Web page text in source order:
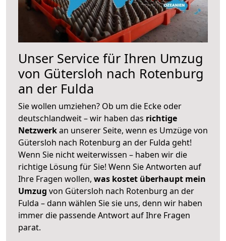
Unser Service für Ihren Umzug
von Gütersloh nach Rotenburg
an der Fulda
Sie wollen umziehen? Ob um die Ecke oder
deutschlandweit – wir haben das richtige
Netzwerkan unserer Seite, wenn es Umzüge von
Gütersloh nach Rotenburg an der Fulda geht!
Wenn Sie nicht weiterwissen – haben wir die
richtige Lösung für Sie! Wenn Sie Antworten auf
Ihre Fragen wollen, was kostet überhaupt mein
Umzug von Gütersloh nach Rotenburg an der
Fulda – dann wählen Sie sie uns, denn wir haben
immer die passende Antwort auf Ihre Fragen
parat.